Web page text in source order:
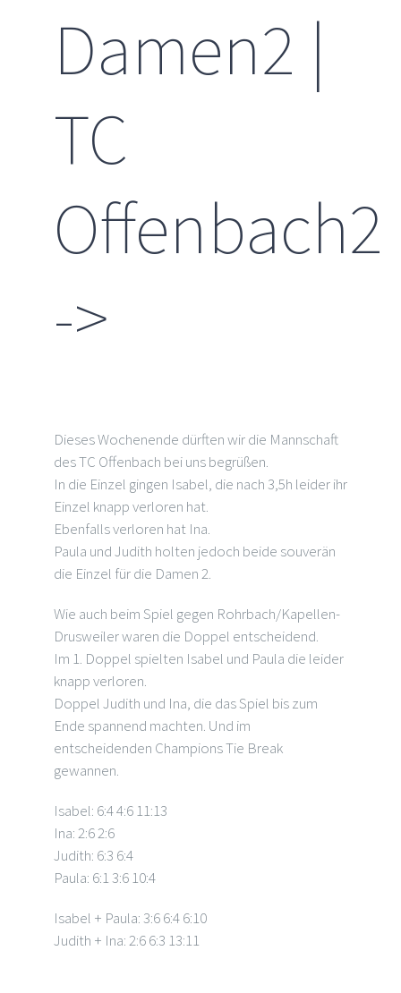
Damen2 |
TC
Offenbach2
->
Dieses Wochenende dürften wir die Mannschaft
des TC Offenbach bei uns begrüßen.
In die Einzel gingen Isabel, die nach 3,5h leider ihr
Einzel knapp verloren hat.
Ebenfalls verloren hat Ina.
Paula und Judith holten jedoch beide souverän
die Einzel für die Damen 2.
Wie auch beim Spiel gegen Rohrbach/Kapellen-
Drusweiler waren die Doppel entscheidend.
Im 1. Doppel spielten Isabel und Paula die leider
knapp verloren.
Doppel Judith und Ina, die das Spiel bis zum
Ende spannend machten. Und im
entscheidenden Champions Tie Break
gewannen.
Isabel: 6:4 4:6 11:13
Ina: 2:6 2:6
Judith: 6:3 6:4
Paula: 6:1 3:6 10:4
Isabel + Paula: 3:6 6:4 6:10
Judith + Ina: 2:6 6:3 13:11